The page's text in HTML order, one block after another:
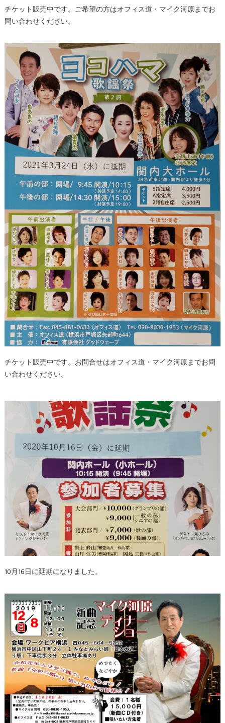
チケット販売中です。ご希望の方はオフィス道・マイク河原までお
問い合わせください。
チケット販売中です。お問合せはオフィス道・マイク河原までお問
い合わせください。
10月16日に延期になりました。